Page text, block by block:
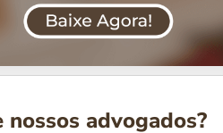
advogados?